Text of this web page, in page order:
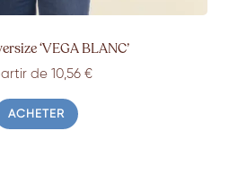
‘VEGA BLANC’
de 10,56 €
ACHETER